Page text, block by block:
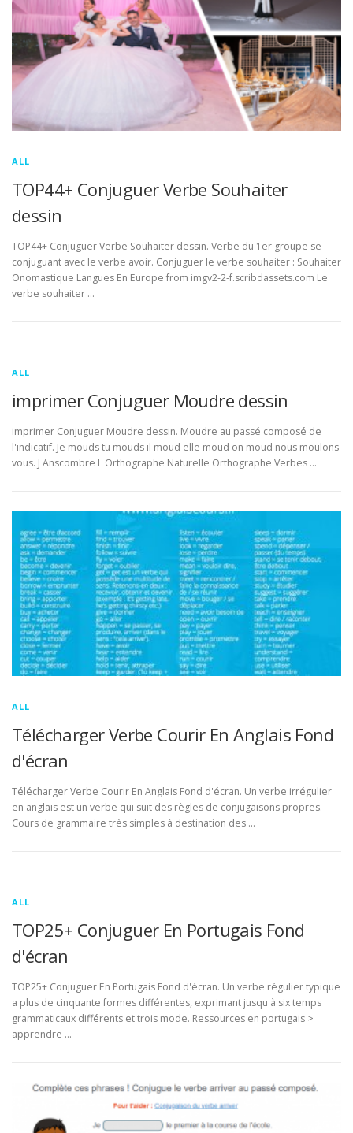
ALL
TOP44+ Conjuguer Verbe Souhaiter
dessin
TOP44+ Conjuguer Verbe Souhaiter dessin. Verbe du 1er groupe se
conjuguant avec le verbe avoir. Conjuguer le verbe souhaiter : Souhaiter
Onomastique Langues En Europe from imgv2-2-f.scribdassets.com Le
verbe souhaiter …
ALL
imprimer Conjuguer Moudre dessin
imprimer Conjuguer Moudre dessin. Moudre au passé composé de
l'indicatif. Je mouds tu mouds il moud elle moud on moud nous moulons
vous. J Anscombre L Orthographe Naturelle Orthographe Verbes …
ALL
Télécharger Verbe Courir En Anglais Fond
d'écran
Télécharger Verbe Courir En Anglais Fond d'écran. Un verbe irrégulier
en anglais est un verbe qui suit des règles de conjugaisons propres.
Cours de grammaire très simples à destination des …
ALL
TOP25+ Conjuguer En Portugais Fond
d'écran
TOP25+ Conjuguer En Portugais Fond d'écran. Un verbe régulier typique
a plus de cinquante formes différentes, exprimant jusqu'à six temps
grammaticaux différents et trois mode. Ressources en portugais >
apprendre …